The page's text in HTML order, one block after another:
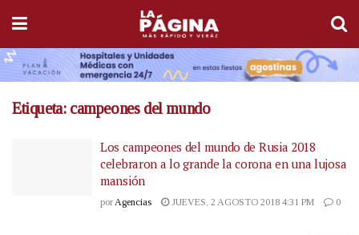
Etiqueta: campeones del mundo
Los campeones del mundo de Rusia 2018
celebraron a lo grande la corona en una lujosa
mansión
por Agencias JUEVES, 2 AGOSTO 2018 4:31 PM 0